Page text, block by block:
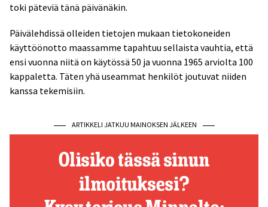
toki päteviä tänä päivänäkin.
Päivälehdissä olleiden tietojen mukaan tietokoneiden
käyttöönotto maassamme tapahtuu sellaista vauhtia, että
ensi vuonna niitä on käytössä 50 ja vuonna 1965 arviolta 100
kappaletta. Täten yhä useammat henkilöt joutuvat niiden
kanssa tekemisiin.
ARTIKKELI JATKUU MAINOKSEN JÄLKEEN